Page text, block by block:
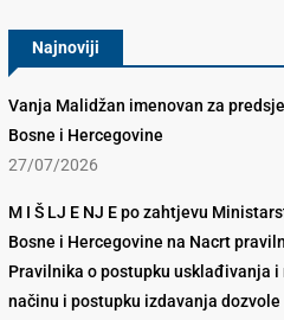
Najnoviji
Vanja Malidžan imenovan za
Bosne i Hercegovine
27/07/2026
M I Š LJ E NJ E po zahtjevu
Bosne i Hercegovine na Nacrt
Pravilnika o postupku usklađivanja
načinu i postupku izdavanja